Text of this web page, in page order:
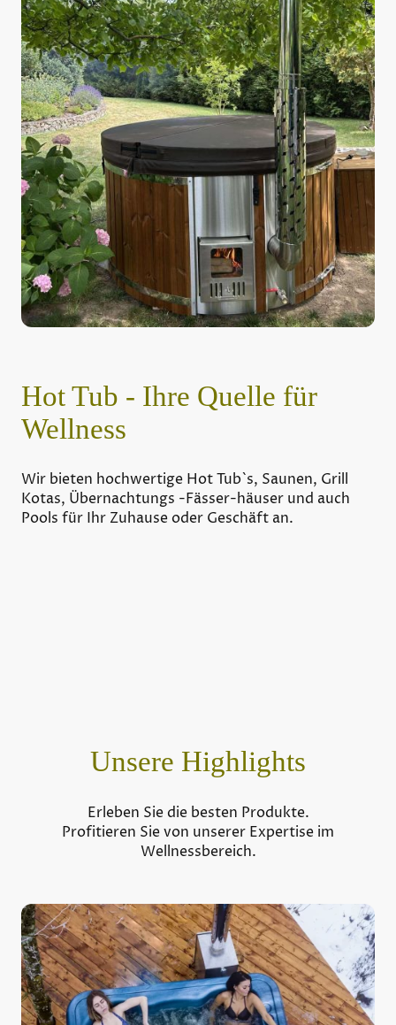
Hot Tub - Ihre Quelle für
Wellness
Wir bieten hochwertige Hot Tub`s, Saunen, Grill
Kotas, Übernachtungs -Fässer-häuser und auch
Pools für Ihr Zuhause oder Geschäft an.
Unsere Highlights
Erleben Sie die besten Produkte.
Profitieren Sie von unserer Expertise im
Wellnessbereich.